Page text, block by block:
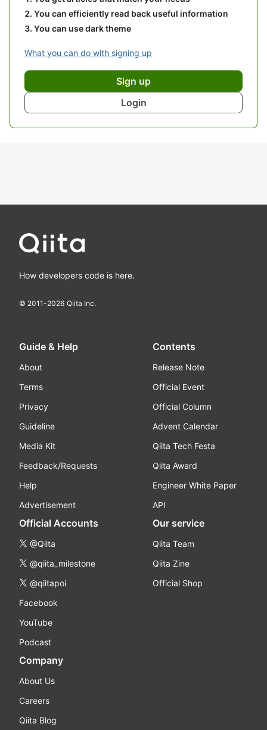
You can efficiently read back useful information
You can use dark theme
What you can do with signing up
Sign up
Login
How developers code is here.
© 2011-2026 Qiita Inc.
Guide & Help
About
Terms
Privacy
Guideline
Media Kit
Feedback/Requests
Help
Advertisement
Contents
Release Note
Official Event
Official Column
Advent Calendar
Qiita Tech Festa
Qiita Award
Engineer White Paper
API
Official Accounts
@Qiita
@qiita_milestone
@qiitapoi
Facebook
YouTube
Podcast
Our service
Qiita Team
Qiita Zine
Official Shop
Company
About Us
Careers
Qiita Blog